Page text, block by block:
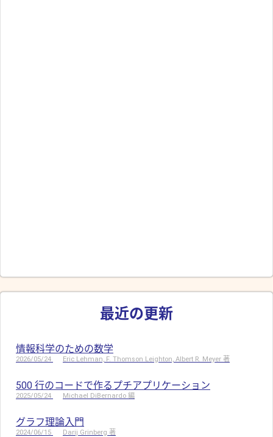
最近の更新
情報科学のための数学
2026/05/24 Eric Lehman, F. Thomson Leighton, Albert R. Meyer 著
500 行のコードで作るプチアプリケーション
2025/05/24 Michael DiBernardo 編
グラフ理論入門
2024/06/15 Darij Grinberg 著